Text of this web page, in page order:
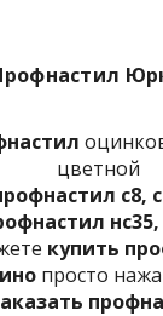
цветной
с8,
нс35,
купить
просто